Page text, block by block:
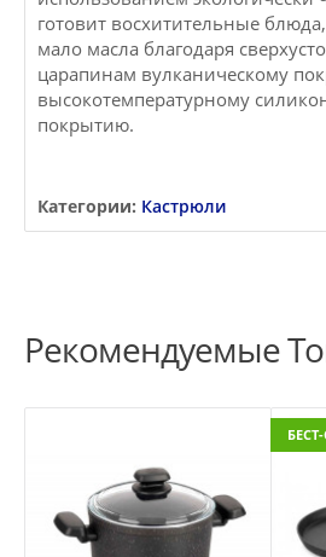
готовит восхитительные
мало масла благодаря
царапинам вулканическому
высокотемпературному
покрытию.
Категории: Кастрюли
Рекомендуемые